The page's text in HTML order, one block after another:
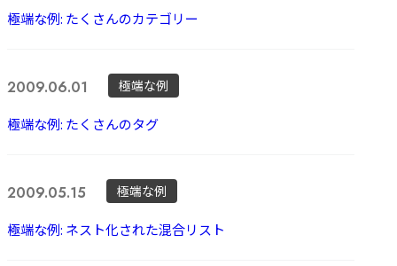
極端な例: たくさんのカテゴリー
2009.06.01 極端な例
極端な例: たくさんのタグ
2009.05.15 極端な例
極端な例: ネスト化された混合リスト